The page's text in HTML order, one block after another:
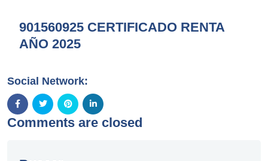
901560925 CERTIFICADO RENTA
AÑO 2025
Social Network:
Comments are closed